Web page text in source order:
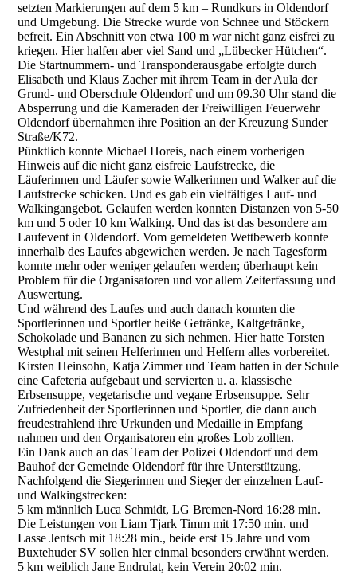
setzten Markierungen auf dem 5 km – Rundkurs in Oldendorf
und Umgebung. Die Strecke wurde von Schnee und Stöckern
befreit. Ein Abschnitt von etwa 100 m war nicht ganz eisfrei zu
kriegen. Hier halfen aber viel Sand und „Lübecker Hütchen“.
Die Startnummern- und Transponderausgabe erfolgte durch
Elisabeth und Klaus Zacher mit ihrem Team in der Aula der
Grund- und Oberschule Oldendorf und um 09.30 Uhr stand die
Absperrung und die Kameraden der Freiwilligen Feuerwehr
Oldendorf übernahmen ihre Position an der Kreuzung Sunder
Straße/K72.
Pünktlich konnte Michael Horeis, nach einem vorherigen
Hinweis auf die nicht ganz eisfreie Laufstrecke, die
Läuferinnen und Läufer sowie Walkerinnen und Walker auf die
Laufstrecke schicken. Und es gab ein vielfältiges Lauf- und
Walkingangebot. Gelaufen werden konnten Distanzen von 5-50
km und 5 oder 10 km Walking. Und das ist das besondere am
Laufevent in Oldendorf. Vom gemeldeten Wettbewerb konnte
innerhalb des Laufes abgewichen werden. Je nach Tagesform
konnte mehr oder weniger gelaufen werden; überhaupt kein
Problem für die Organisatoren und vor allem Zeiterfassung und
Auswertung.
Und während des Laufes und auch danach konnten die
Sportlerinnen und Sportler heiße Getränke, Kaltgetränke,
Schokolade und Bananen zu sich nehmen. Hier hatte Torsten
Westphal mit seinen Helferinnen und Helfern alles vorbereitet.
Kirsten Heinsohn, Katja Zimmer und Team hatten in der Schule
eine Cafeteria aufgebaut und servierten u. a. klassische
Erbsensuppe, vegetarische und vegane Erbsensuppe. Sehr
Zufriedenheit der Sportlerinnen und Sportler, die dann auch
freudestrahlend ihre Urkunden und Medaille in Empfang
nahmen und den Organisatoren ein großes Lob zollten.
Ein Dank auch an das Team der Polizei Oldendorf und dem
Bauhof der Gemeinde Oldendorf für ihre Unterstützung.
Nachfolgend die Siegerinnen und Sieger der einzelnen Lauf-
und Walkingstrecken:
5 km männlich Luca Schmidt, LG Bremen-Nord 16:28 min.
Die Leistungen von Liam Tjark Timm mit 17:50 min. und
Lasse Jentsch mit 18:28 min., beide erst 15 Jahre und vom
Buxtehuder SV sollen hier einmal besonders erwähnt werden.
5 km weiblich Jane Endrulat, kein Verein 20:02 min.